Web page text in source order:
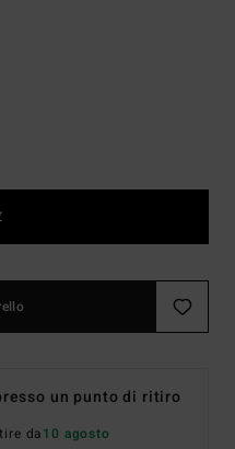
un punto di ritiro
da10 agosto